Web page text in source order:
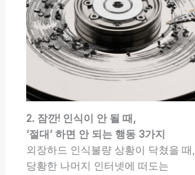
2. 잠깐! 인식이 안 될 때,
‘절대’ 하면 안 되는 행동 3가지
외장하드 인식불량 상황이 닥쳤을 때,
당황한 나머지 인터넷에 떠도는